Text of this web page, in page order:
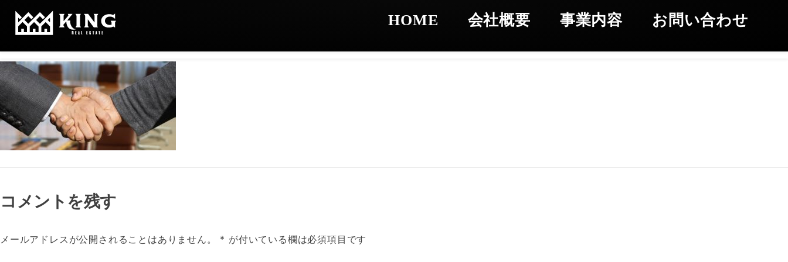
HOME 会社概要 事業内容 お問い合わせ
Shaking-Hands-3091906_1920
コメントを残す
メールアドレスが公開されることはありません。 * が付いている欄は必須項目です